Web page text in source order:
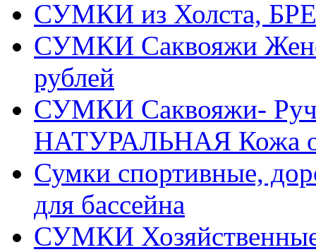
СУМКИ из Холста,
СУМКИ Саквояжи
рублей
СУМКИ Саквояжи-
НАТУРАЛЬНАЯ Кожа
Сумки спортивные,
для бассейна
СУМКИ